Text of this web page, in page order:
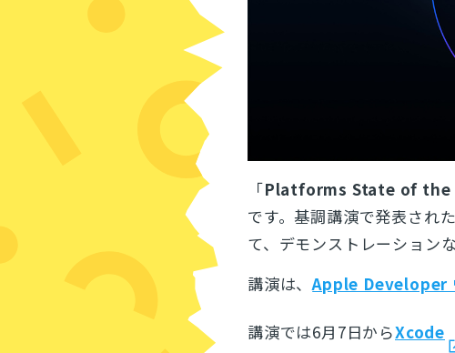
「Platforms State of the
です。基調講演で発表され
て、デモンストレーション
講演は、Apple Developer
講演では6月7日からXcode